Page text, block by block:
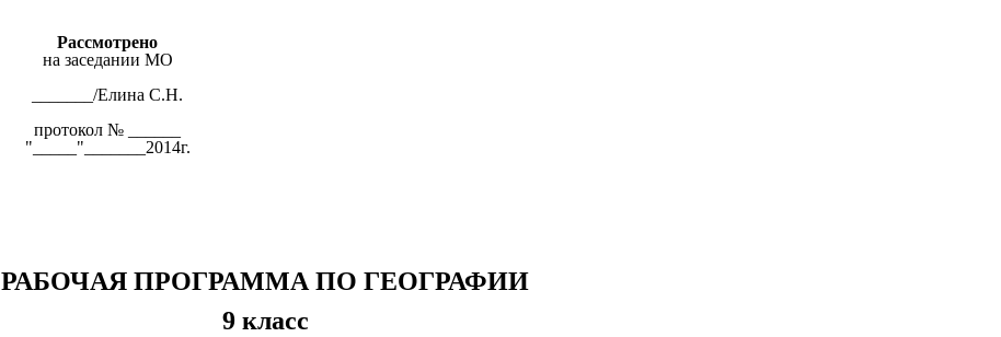
Рассмотрено
на заседании МО
_______/Елина С.Н.
протокол № ______
"_____"_______2014г.
РАБОЧАЯ ПРОГРАММА ПО ГЕОГРАФИИ
9 класс